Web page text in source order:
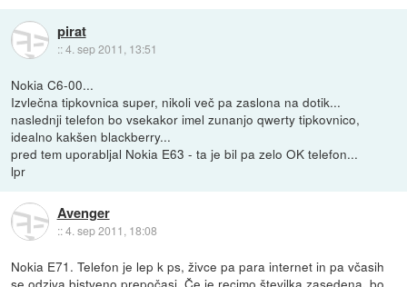
pirat
::4. sep 2011, 13:51
Nokia C6-00...
Izvlečna tipkovnica super, nikoli več pa zaslona na dotik...
naslednji telefon bo vsekakor imel zunanjo qwerty tipkovnico,
idealno kakšen blackberry...
pred tem uporabljal Nokia E63 - ta je bil pa zelo OK telefon...
lpr
Avenger
::4. sep 2011, 18:08
Nokia E71. Telefon je lep k ps, živce pa para internet in pa včasih